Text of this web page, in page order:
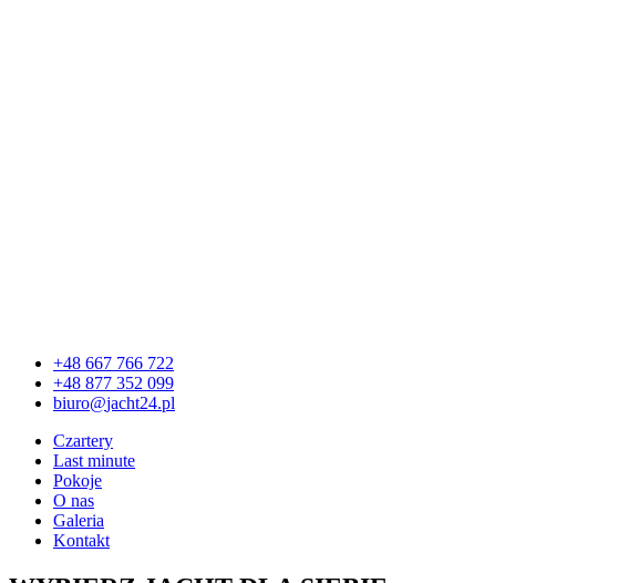
+48 667 766 722
+48 877 352 099
Czartery
Last minute
Pokoje
O nas
Galeria
Kontakt